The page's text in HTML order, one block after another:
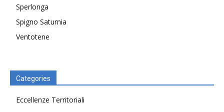
Sperlonga
Spigno Saturnia
Ventotene
Categories
Eccellenze Territoriali